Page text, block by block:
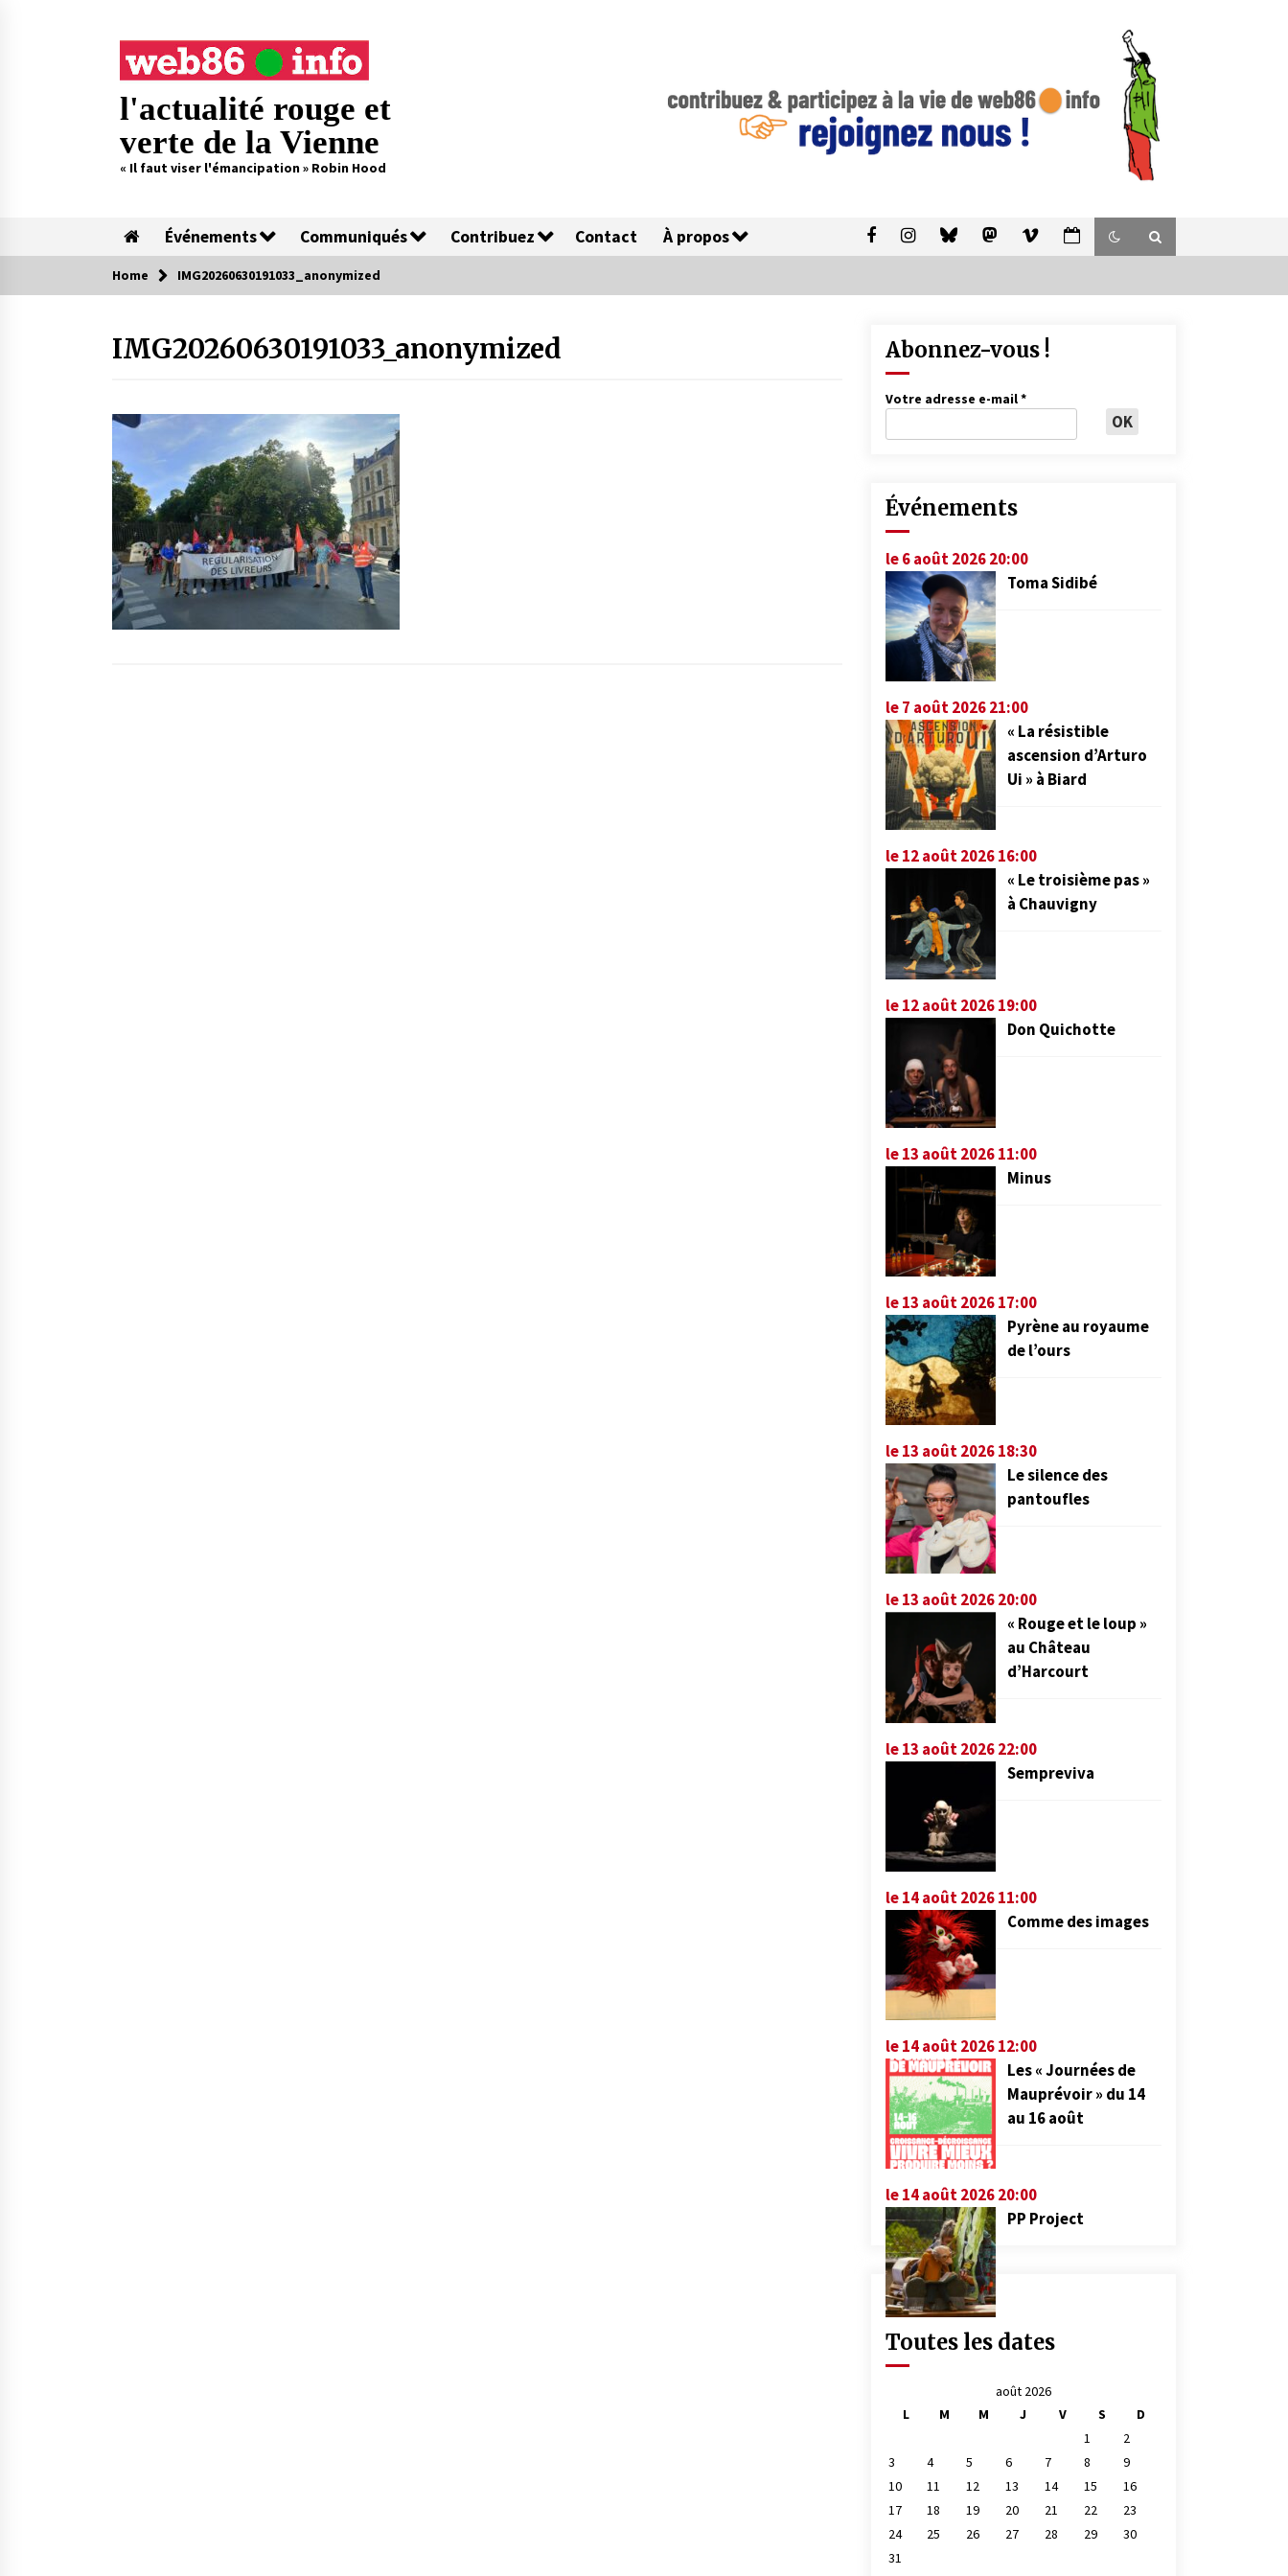
l'actualité rouge et
verte de la Vienne
« Il faut viser l'émancipation » Robin Hood
Événements Communiqués Contribuez Contact À propos
Home IMG20260630191033_anonymized
IMG20260630191033_anonymized Abonnez-vous !
Votre adresse e-mail*
Événements
le 6 août 2026 20:00
Toma Sidibé
le 7 août 2026 21:00
« La résistible
ascension d’Arturo
Ui » à Biard
le 12 août 2026 16:00
« Le troisième pas »
à Chauvigny
le 12 août 2026 19:00
Don Quichotte
le 13 août 2026 11:00
Minus
le 13 août 2026 17:00
Pyrène au royaume
de l’ours
le 13 août 2026 18:30
Le silence des
pantoufles
le 13 août 2026 20:00
« Rouge et le loup »
au Château
d’Harcourt
le 13 août 2026 22:00
Sempreviva
le 14 août 2026 11:00
Comme des images
le 14 août 2026 12:00
Les « Journées de
Mauprévoir » du 14
au 16 août
le 14 août 2026 20:00
PP Project
Toutes les dates
août 2026
L
M M J V S
D
1
2
3
4 5 6 7 8
9
10
11 12 13 14 15
16
17
18 19 20 21 22
23
24
25 26 27 28 29
30
31